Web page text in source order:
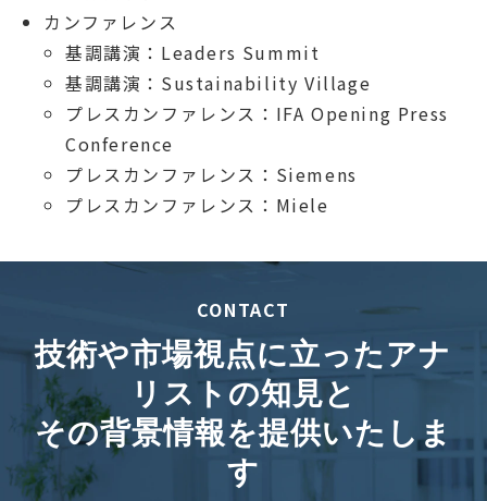
カンファレンス
基調講演：Leaders Summit
基調講演：Sustainability Village
プレスカンファレンス：IFA Opening Press
Conference
プレスカンファレンス：Siemens
プレスカンファレンス：Miele
CONTACT
技術や市場視点に立ったアナ
リストの知見と
その背景情報を提供いたしま
す